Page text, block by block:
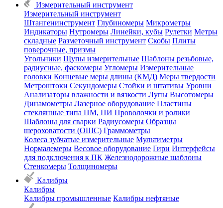
Измерительный инструмент
Измерительный инструмент
Штангенинструмент Глубиномеры Микрометры
Индикаторы Нутромеры Линейки, кубы Рулетки Метры
складные Разметочный инструмент Скобы Плиты
поверочные, призмы
Угольники Щупы измерительные Шаблоны резьбовые,
радиусные, фаскомеры Угломеры Измерительные
головки Концевые меры длины (КМД) Меры твердости
Метроштоки Секундомеры Стойки и штативы Уровни
Анализаторы влажности и вязкости Лупы Высотомеры
Динамометры Лазерное оборудование Пластины
стеклянные типа ПМ, ПИ Проволочки и ролики
Шаблоны для сварки Радиусомеры Образцы
шероховатости (ОШС) Граммометры
Колеса зубчатые измерительные Мультиметры
Нормалемеры Весовое оборудование Гири Интерфейсы
для подключения к ПК Железнодорожные шаблоны
Стенкомеры Толщиномеры
Калибры
Калибры
Калибры промышленные Калибры нефтяные